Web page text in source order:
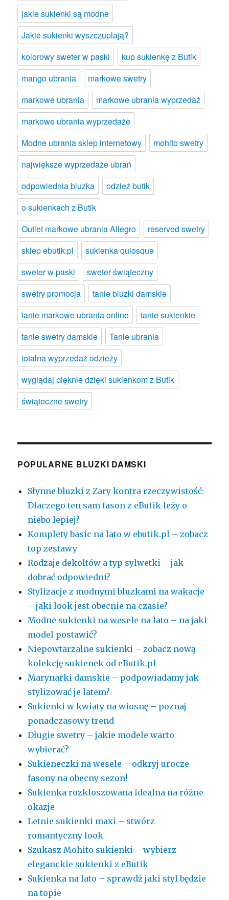
jakie sukienki są modne
Jakie sukienki wyszczuplają?
kolorowy sweter w paski
kup sukienkę z Butik
mango ubrania
markowe swetry
markowe ubrania
markowe ubrania wyprzedaż
markowe ubrania wyprzedaże
Modne ubrania sklep internetowy
mohito swetry
największe wyprzedaże ubrań
odpowiednia bluzka
odzież butik
o sukienkach z Butik
Outlet markowe ubrania Allegro
reserved swetry
sklep ebutik.pl
sukienka quiosque
sweter w paski
sweter świąteczny
swetry promocja
tanie bluzki damskie
tanie markowe ubrania online
tanie sukienkie
tanie swetry damskie
Tanie ubrania
totalna wyprzedaż odzieży
wyglądaj pięknie dzięki sukienkom z Butik
świąteczne swetry
POPULARNE BLUZKI DAMSKI
Słynne bluzki z Zary kontra rzeczywistość:
Dlaczego ten sam fason z eButik leży o
niebo lepiej?
Komplety basic na lato w ebutik.pl – zobacz
top zestawy
Rodzaje dekoltów a typ sylwetki – jak
dobrać odpowiedni?
Stylizacje z modnymi bluzkami na wakacje
– jaki look jest obecnie na czasie?
Modne sukienki na wesele na lato – na jaki
model postawić?
Niepowtarzalne sukienki – zobacz nową
kolekcję sukienek od eButik.pl
Marynarki damskie – podpowiadamy jak
stylizować je latem?
Sukienki w kwiaty na wiosnę – poznaj
ponadczasowy trend
Długie swetry – jakie modele warto
wybierać?
Sukieneczki na wesele – odkryj urocze
fasony na obecny sezon!
Sukienka rozkloszowana idealna na różne
okazje
Letnie sukienki maxi – stwórz
romantyczny look
Szukasz Mohito sukienki – wybierz
eleganckie sukienki z eButik
Sukienka na lato – sprawdź jaki styl będzie
na topie